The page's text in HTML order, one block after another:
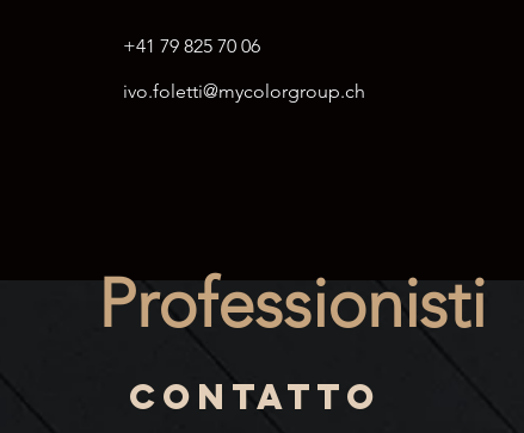
+41 79 825 70 06
ivo.foletti@mycolorgroup.ch
Professionisti
Contatto